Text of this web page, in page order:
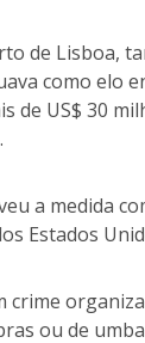
de Lisboa,
como elo
de US$ 30
a medida
Estados
crime
ou de